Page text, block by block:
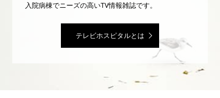
入院病棟でニーズの高いTV情報雑誌です。
テレビホスピタルとは